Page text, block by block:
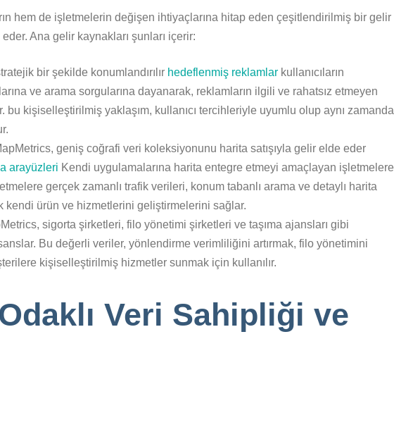
hem de işletmelerin değişen ihtiyaçlarına hitap eden çeşitlendirilmiş bir gelir
Ana gelir kaynakları şunları içerir:
bir şekilde konumlandırılır hedeflenmiş reklamlar kullanıcıların
ve arama sorgularına dayanarak, reklamların ilgili ve rahatsız etmeyen
bu kişiselleştirilmiş yaklaşım, kullanıcı tercihleriyle uyumlu olup aynı zamanda
geniş coğrafi veri koleksiyonunu harita satışıyla gelir elde eder
arayüzleri Kendi uygulamalarına harita entegre etmeyi amaçlayan işletmelere
gerçek zamanlı trafik verileri, konum tabanlı arama ve detaylı harita
kendi ürün ve hizmetlerini geliştirmelerini sağlar.
sigorta şirketleri, filo yönetimi şirketleri ve taşıma ajansları gibi
Bu değerli veriler, yönlendirme verimliliğini artırmak, filo yönetimini
kişiselleştirilmiş hizmetler sunmak için kullanılır.
Veri Sahipliği ve